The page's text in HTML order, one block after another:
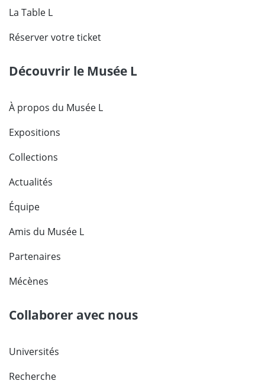
La Table L
Réserver votre ticket
Découvrir le Musée L
À propos du Musée L
Expositions
Collections
Actualités
Équipe
Amis du Musée L
Partenaires
Mécènes
Collaborer avec nous
Universités
Recherche